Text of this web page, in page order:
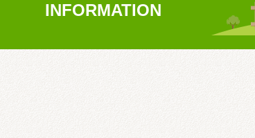
INFORMATION